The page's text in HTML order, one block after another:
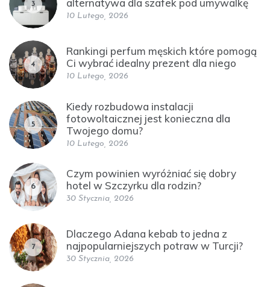
3
alternatywa dla szafek pod umywalkę
10 Lutego, 2026
4
Rankingi perfum męskich które pomogą
Ci wybrać idealny prezent dla niego
10 Lutego, 2026
5
Kiedy rozbudowa instalacji
fotowoltaicznej jest konieczna dla
Twojego domu?
10 Lutego, 2026
6
Czym powinien wyróżniać się dobry
hotel w Szczyrku dla rodzin?
30 Stycznia, 2026
7
Dlaczego Adana kebab to jedna z
najpopularniejszych potraw w Turcji?
30 Stycznia, 2026